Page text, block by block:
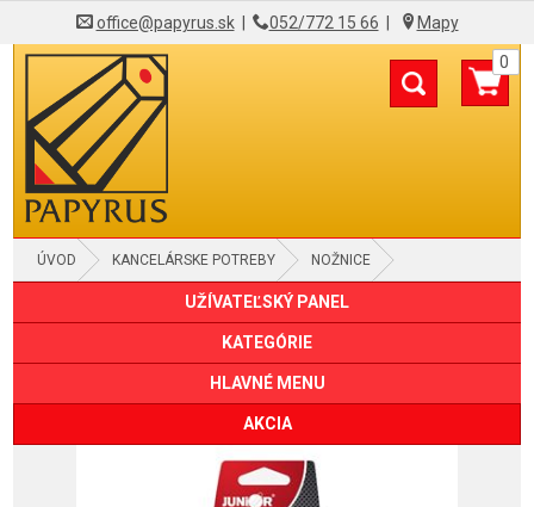
office@papyrus.sk| 052/772 15 66 Mapy
0
ÚVOD KANCELÁRSKE POTREBY NOŽNICE
UŽÍVATEĽSKÝ PANEL
KATEGÓRIE
HLAVNÉ MENU
AKCIA